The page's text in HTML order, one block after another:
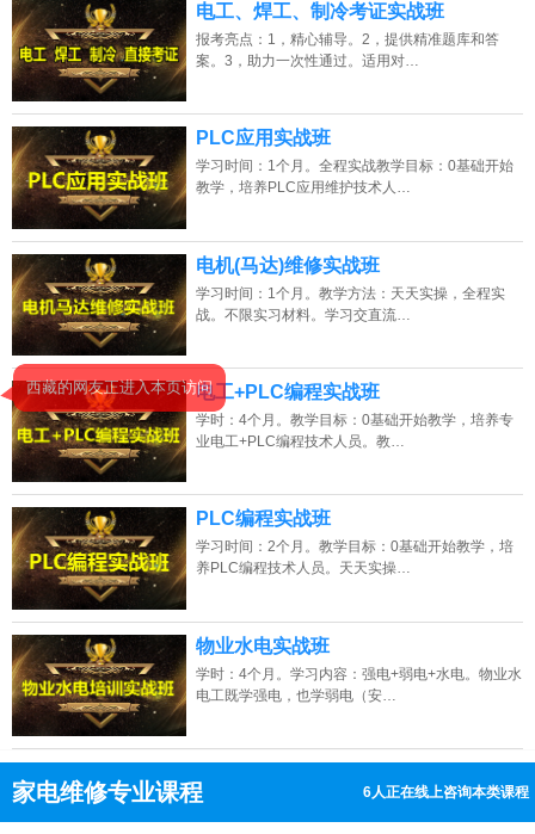
电工、焊工、制冷考证实战班
报考亮点：1，精心辅导。2，提供精准题库和答
案。3，助力一次性通过。适用对…
PLC应用实战班
学习时间：1个月。全程实战教学目标：0基础开始
教学，培养PLC应用维护技术人…
电机(马达)维修实战班
学习时间：1个月。教学方法：天天实操，全程实
战。不限实习材料。学习交直流…
电工+PLC编程实战班
学时：4个月。教学目标：0基础开始教学，培养专
业电工+PLC编程技术人员。教…
PLC编程实战班
学习时间：2个月。教学目标：0基础开始教学，培
养PLC编程技术人员。天天实操…
物业水电实战班
学时：4个月。学习内容：强电+弱电+水电。物业水
电工既学强电，也学弱电（安…
家电维修专业课程 13人正在线上咨询本类课程